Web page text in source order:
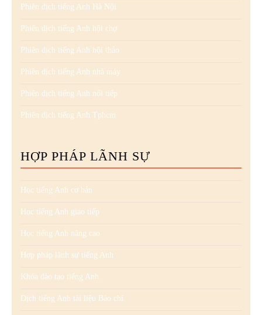
Phiên dịch tiếng Anh Hà Nội
Phiên dịch tiếng Anh hội chợ
Phiên dịch tiếng Anh hội thảo
Phiên dịch tiếng Anh nhà máy
Phiên dịch tiếng Anh nối tiếp
Phiên dịch tiếng Anh Tphcm
HỢP PHÁP LÃNH SỰ
Học tiếng Anh cơ bản
Học tiếng Anh giao tiếp
Học tiếng Anh nâng cao
Hợp pháp lãnh sự tiếng Anh
Khóa đào tạo tiếng Anh
Dịch tiếng Anh tài liệu Báo chí